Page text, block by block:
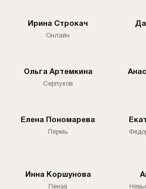
Ирина Строкач
Онлайн
Ольга Артемкина
Серпухов
Елена Пономарева
Пермь
Инна Коршунова
Пенза